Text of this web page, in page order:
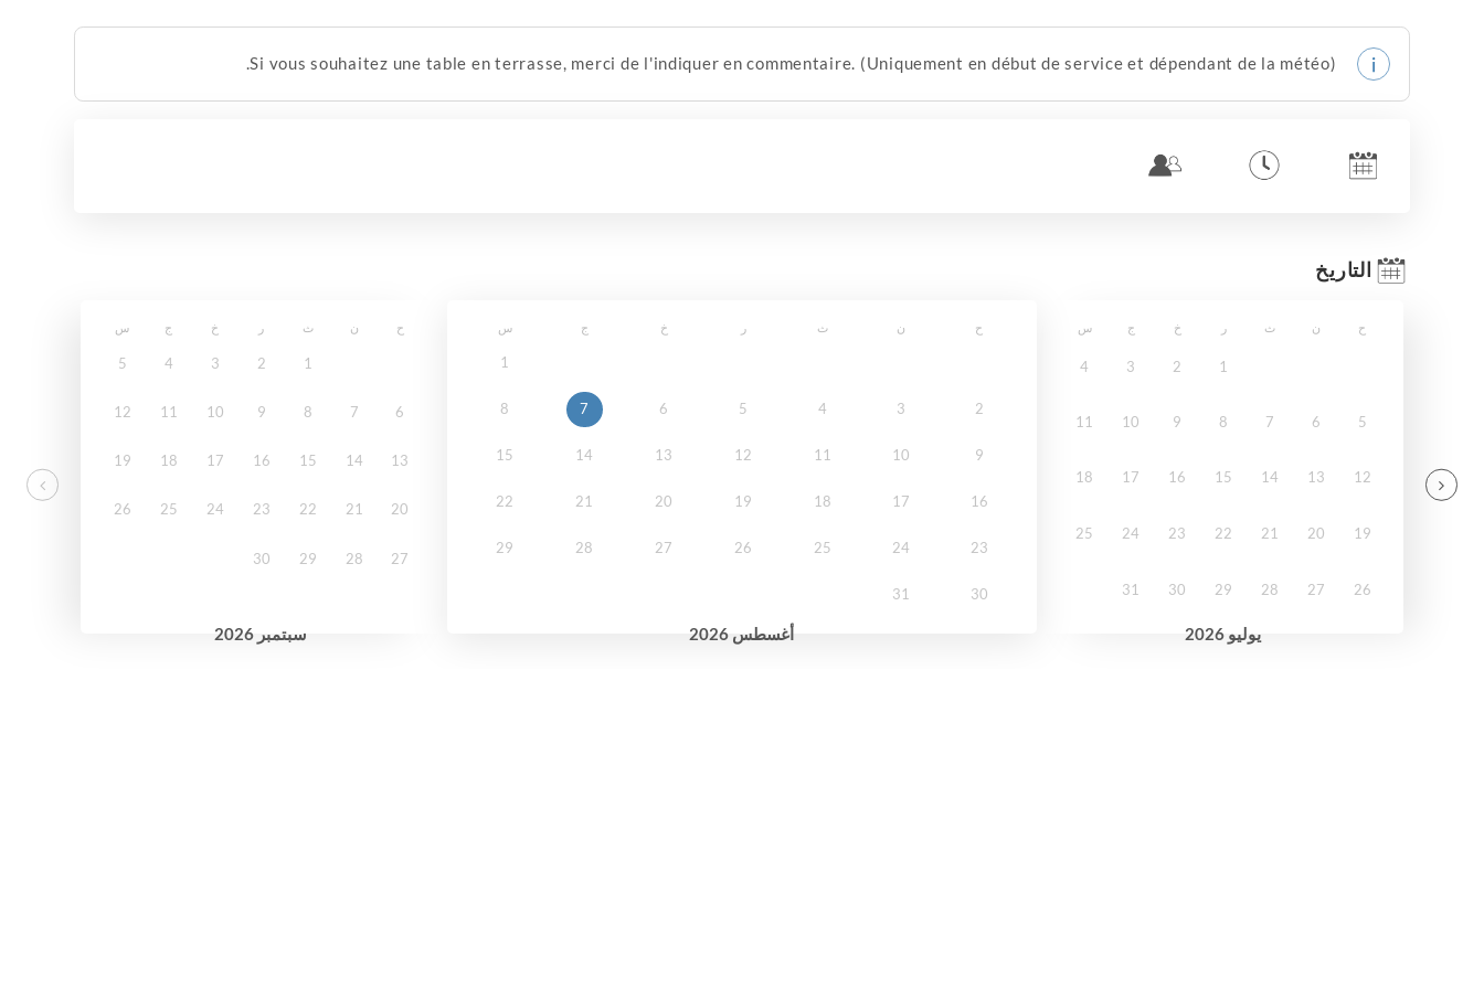
Si vous souhaitez une table en terrasse, merci de l'indiquer en commentaire. (Uniquement en début de service et dépendant de la météo).
التاريخ
يوليو 2026
ح ن ث ر خ ج س
1
2
3
4
5
6
7
8
9
10
11
12
13
14
15
16
17
18
19
20
21
22
23
24
25
26
27
28
29
30
31
أغسطس 2026
ح ن ث ر خ ج س
1
2
3
4
5
6
7
8
9
10
11
12
13
14
15
16
17
18
19
20
21
22
23
24
25
26
27
28
29
30
31
سبتمبر 2026
ح ن ث ر خ ج س
1
2
3
4
5
6
7
8
9
10
11
12
13
14
15
16
17
18
19
20
21
22
23
24
25
26
27
28
29
30